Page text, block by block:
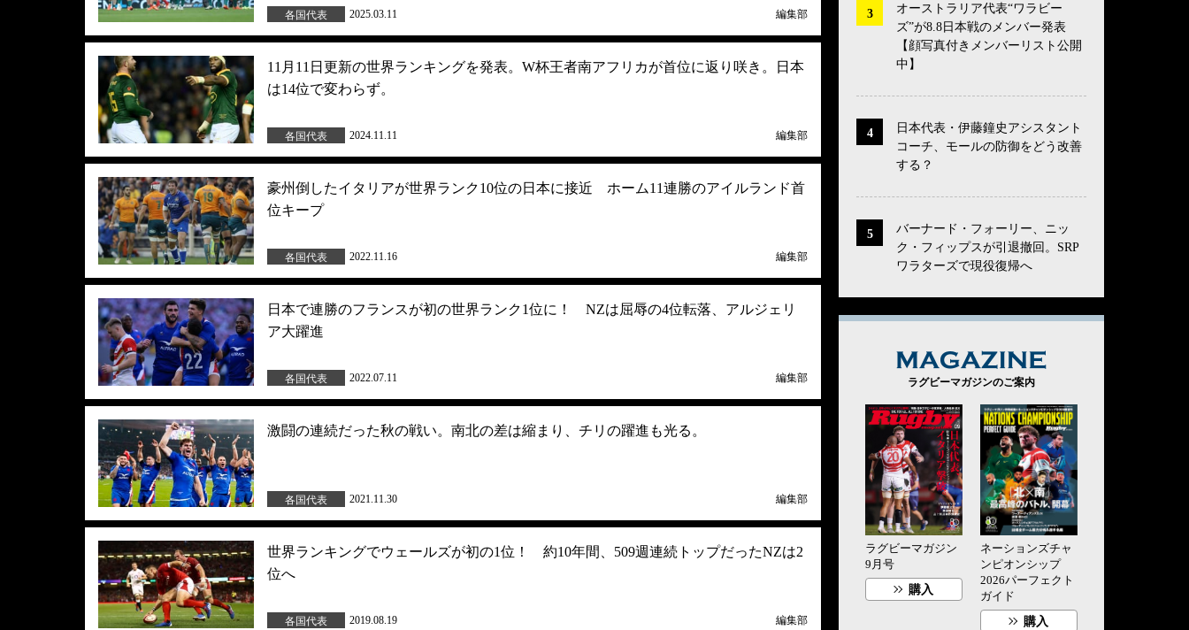
各国代表 2025.03.11 編集部
11月11日更新の世界ランキングを発表。W杯王者南アフリカが首位に返り咲き。日本
は14位で変わらず。
各国代表 2024.11.11 編集部
豪州倒したイタリアが世界ランク10位の日本に接近 ホーム11連勝のアイルランド首
位キープ
各国代表 2022.11.16 編集部
日本で連勝のフランスが初の世界ランク1位に！ NZは屈辱の4位転落、アルジェリ
ア大躍進
各国代表 2022.07.11 編集部
激闘の連続だった秋の戦い。南北の差は縮まり、チリの躍進も光る。
各国代表 2021.11.30 編集部
世界ランキングでウェールズが初の1位！ 約10年間、509週連続トップだったNZは2
位へ
各国代表 2019.08.19 編集部
オーストラリア代表“ワラビー
ズ”が8.8日本戦のメンバー発表
【顔写真付きメンバーリスト公開
中】
日本代表・伊藤鐘史アシスタント
コーチ、モールの防御をどう改善
する？
バーナード・フォーリー、ニッ
ク・フィップスが引退撤回。SRP
ワラターズで現役復帰へ
ラグビーマガジンのご案内
ラグビーマガジン
9月号
購入
ネーションズチャ
ンピオンシップ
2026パーフェクト
ガイド
購入